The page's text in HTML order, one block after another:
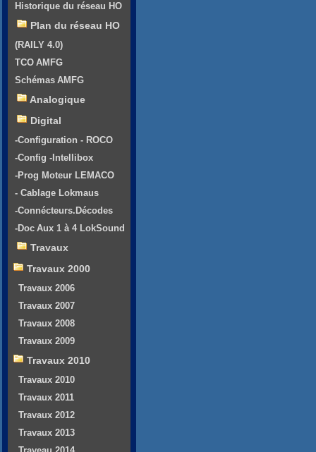
Historique du réseau HO
Plan du réseau HO
(RAILY 4.0)
TCO AMFG
Schémas AMFG
Analogique
Digital
-Configuration - ROCO
-Config -Intellibox
-Prog Moteur LEMACO
- Cablage Lokmaus
-Connécteurs.Décodes
-Doc Aux 1 à 4 LokSound
Travaux
Travaux 2000
Travaux 2006
Travaux 2007
Travaux 2008
Travaux 2009
Travaux 2010
Travaux 2010
Travaux 2011
Travaux 2012
Travaux 2013